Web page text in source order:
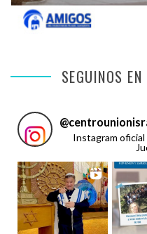
SEGUINOS
@
Instagram